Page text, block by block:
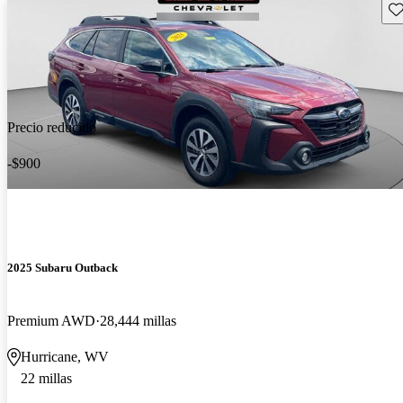
Precio reducido
-$900
2025 Subaru Outback
Premium AWD 28,444 millas
Hurricane, WV
22 millas